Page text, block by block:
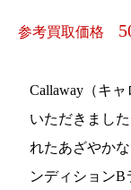
参考買取価格
Callaway（キ
いただきまし
れたあざやか
ンディションB